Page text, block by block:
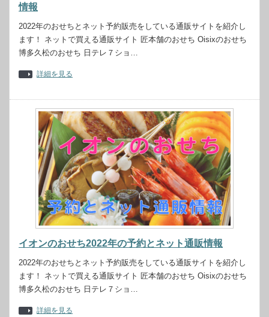
情報
2022年のおせちとネット予約販売をしている通販サイトを紹介し
ます！ ネットで買える通販サイト 匠本舗のおせち Oisixのおせち
博多久松のおせち 日テレ７ショ…
詳細を見る
イオンのおせち2022年の予約とネット通販情報
2022年のおせちとネット予約販売をしている通販サイトを紹介し
ます！ ネットで買える通販サイト 匠本舗のおせち Oisixのおせち
博多久松のおせち 日テレ７ショ…
詳細を見る